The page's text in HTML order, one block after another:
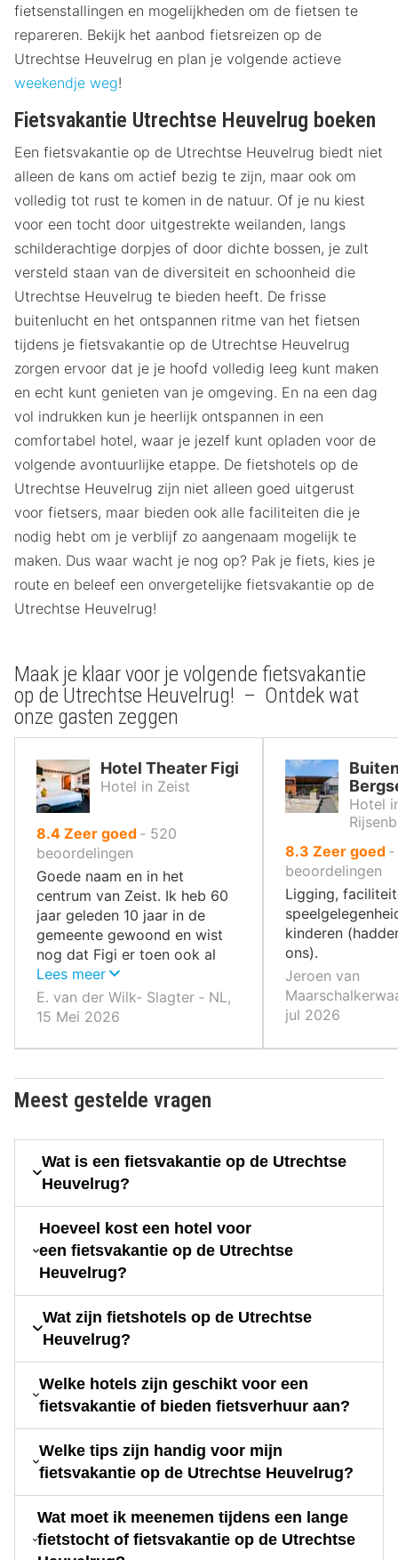
fietsenstallingen en mogelijkheden om de fietsen te
repareren. Bekijk het aanbod fietsreizen op de
Utrechtse Heuvelrug en plan je volgende actieve
weekendje weg!
Fietsvakantie Utrechtse Heuvelrug boeken
Een fietsvakantie op de Utrechtse Heuvelrug biedt niet
alleen de kans om actief bezig te zijn, maar ook om
volledig tot rust te komen in de natuur. Of je nu kiest
voor een tocht door uitgestrekte weilanden, langs
schilderachtige dorpjes of door dichte bossen, je zult
versteld staan van de diversiteit en schoonheid die
Utrechtse Heuvelrug te bieden heeft. De frisse
buitenlucht en het ontspannen ritme van het fietsen
tijdens je fietsvakantie op de Utrechtse Heuvelrug
zorgen ervoor dat je je hoofd volledig leeg kunt maken
en echt kunt genieten van je omgeving. En na een dag
vol indrukken kun je heerlijk ontspannen in een
comfortabel hotel, waar je jezelf kunt opladen voor de
volgende avontuurlijke etappe. De fietshotels op de
Utrechtse Heuvelrug zijn niet alleen goed uitgerust
voor fietsers, maar bieden ook alle faciliteiten die je
nodig hebt om je verblijf zo aangenaam mogelijk te
maken. Dus waar wacht je nog op? Pak je fiets, kies je
route en beleef een onvergetelijke fietsvakantie op de
Utrechtse Heuvelrug!
Maak je klaar voor je volgende fietsvakantie
op de Utrechtse Heuvelrug! – Ontdek wat
onze gasten zeggen
Hotel Theater Figi
Hotel in Zeist
8.4uit
10
,
Zeer goed ‐ 520
beoordelingen
Goede naam en in het
centrum van Zeist. Ik heb 60
jaar geleden 10 jaar in de
gemeente gewoond en wist
nog dat Figi er toen ook al
was.
Lees meer
E. van der Wilk- Slagter ‐ NL,
15 Mei 2026
Hotel
8.3 uit
10
,
Zeer goed ‐
beoordelingen
Ligging,
kinderen
ons).
Jeroen van
jul 2026
Meest gestelde vragen
Wat is een fietsvakantie op de Utrechtse
Heuvelrug?
Hoeveel kost een hotel voor
een fietsvakantie op de Utrechtse
Heuvelrug?
Wat zijn fietshotels op de Utrechtse
Heuvelrug?
Welke hotels zijn geschikt voor een
fietsvakantie of bieden fietsverhuur aan?
Welke tips zijn handig voor mijn
fietsvakantie op de Utrechtse Heuvelrug?
Wat moet ik meenemen tijdens een lange
fietstocht of fietsvakantie op de Utrechtse